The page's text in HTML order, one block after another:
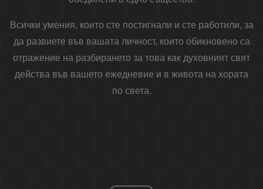
Всички умения, които сте постигнали и сте работили, за
да развиете във вашата личност, които обикновено са
отражение на разбирането за това как духовният свят
действа във вашето ежедневие и в живота на хората
по света.